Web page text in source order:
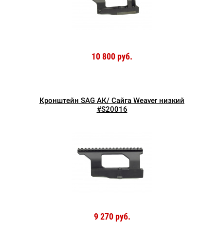
10 800 руб.
Кронштейн SAG АК/ Сайга Weaver низкий
#S20016
9 270 руб.